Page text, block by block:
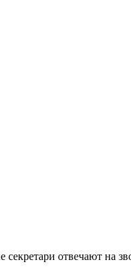
секретари отвечают на